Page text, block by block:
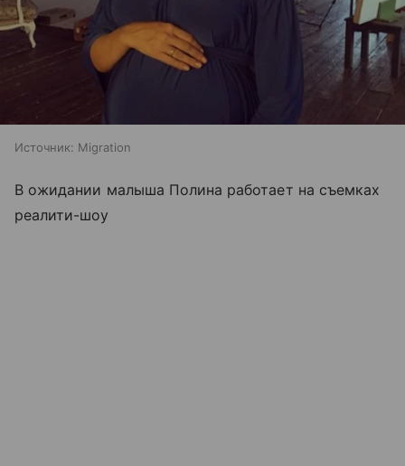
Источник: Migration
В ожидании малыша Полина работает на съемках
реалити-шоу